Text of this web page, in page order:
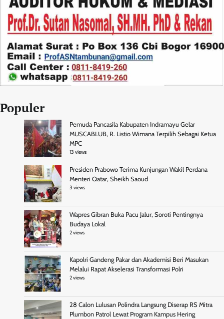
Populer
Pemuda Pancasila Kabupaten Indramayu Gelar
MUSCABLUB, R. Listio Wimana Terpilih Sebagai Ketua
MPC
13 views
Presiden Prabowo Terima Kunjungan Wakil Perdana
Menteri Qatar, Sheikh Saoud
3 views
Wapres Gibran Buka Pacu Jalur, Soroti Pentingnya
Budaya Lokal
2 views
Kapolri Gandeng Pakar dan Akademisi Beri Masukan
Melalui Rapat Akselerasi Transformasi Polri
2 views
28 Calon Lulusan Polindra Langsung Diserap RS Mitra
Plumbon Patrol Lewat Program Kampus Hering